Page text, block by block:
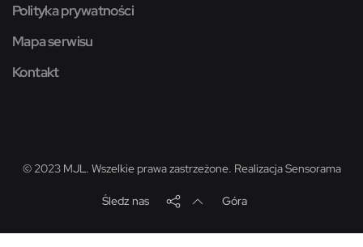
Polityka prywatności
Mapa serwisu
Kontakt
Góra
© 2023 MJL. Wszelkie prawa zastrzeżone. RealizacjaSensorama
Śledz nas